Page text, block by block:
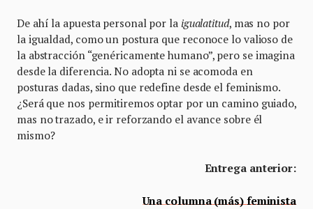
De ahí la apuesta personal por la igualatitud, mas no por
la igualdad, como un postura que reconoce lo valioso de
la abstracción “genéricamente humano”, pero se imagina
desde la diferencia. No adopta ni se acomoda en
posturas dadas, sino que redefine desde el feminismo.
¿Será que nos permitiremos optar por un camino guiado,
mas no trazado, e ir reforzando el avance sobre él
mismo?
Entrega anterior:
Una columna (más) feminista